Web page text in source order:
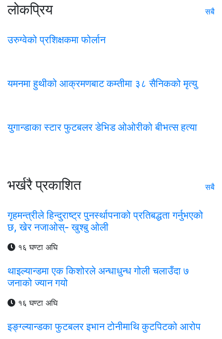
लोकप्रिय सबै
उरुग्वेको प्रशिक्षकमा फोर्लान
यमनमा हुथीको आक्रमणबाट कम्तीमा ३८ सैनिकको मृत्यु
युगान्डाका स्टार फुटबलर डेभिड ओओरीको बीभत्स हत्या
भर्खरै प्रकाशित सबै
गृहमन्त्रीले हिन्दुराष्ट्र पुनर्स्थापनाको प्रतिबद्धता गर्नुभएको
छ, खेर नजाओस्- खुश्बु ओली
१६ घण्टा अघि
थाइल्यान्डमा एक किशोरले अन्धाधुन्ध गोली चलाउँदा ७
जनाको ज्यान गयो
१६ घण्टा अघि
इङ्ग्ल्यान्डका फुटबलर इभान टोनीमाथि कुटपिटको आरोप